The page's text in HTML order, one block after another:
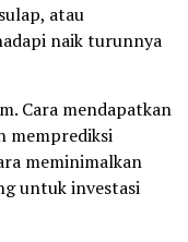
atau
naik turunnya
Cara mendapatkan
memprediksi
meminimalkan
untuk investasi